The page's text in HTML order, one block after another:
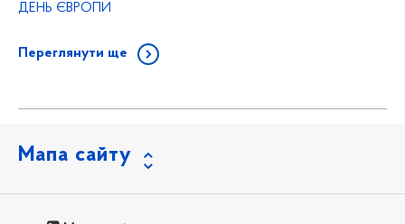
ДЕНЬ ЄВРОПИ
Переглянути ще
Мапа сайту